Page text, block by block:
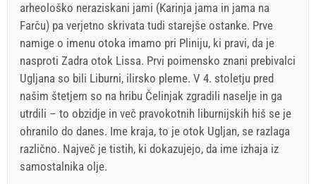
arheološko neraziskani jami (Karinja jama in jama na
Farču) pa verjetno skrivata tudi starejše ostanke. Prve
namige o imenu otoka imamo pri Pliniju, ki pravi, da je
nasproti Zadra otok Lissa. Prvi poimensko znani prebivalci
Ugljana so bili Liburni, ilirsko pleme. V 4. stoletju pred
našim štetjem so na hribu Čelinjak zgradili naselje in ga
utrdili – to obzidje in več pravokotnih liburnijskih hiš se je
ohranilo do danes. Ime kraja, to je otok Ugljan, se razlaga
različno. Največ je tistih, ki dokazujejo, da ime izhaja iz
samostalnika olje.